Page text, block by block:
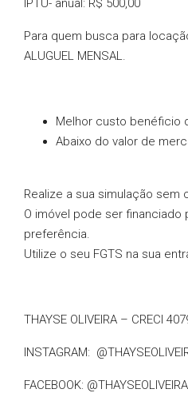
IPTU- anual: R$ 500,00
Para quem busca para
ALUGUEL MENSAL.
Melhor custo benéficio
Abaixo do valor de
Realize a sua simulação sem
O imóvel pode ser financiado
preferência.
Utilize o seu FGTS na sua
THAYSE OLIVEIRA – CRECI
INSTAGRAM:
FACEBOOK: